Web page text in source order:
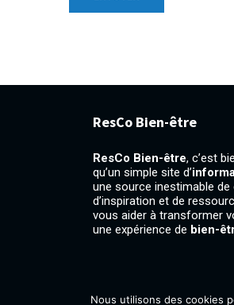
ResCo Bien-être
ResCo Bien-être, c’est
qu’un simple site d’
une source inestimable de
d’inspiration et de
vous aider à transformer
une expérience de bien-
Nous utilisons des cookies